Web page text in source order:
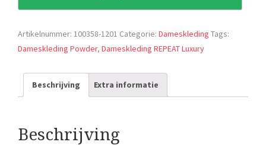
Artikelnummer: 100358-1201 Categorie: Dameskleding Tags:
Dameskleding Powder, Dameskleding REPEAT Luxury
Beschrijving Extra informatie
Beschrijving